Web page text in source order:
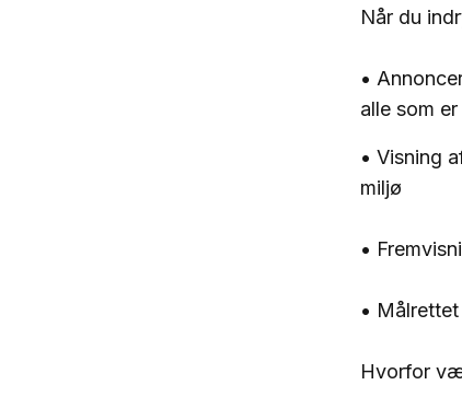
Når du
•
alle som
• Visning
miljø
•
•
Hvorfor